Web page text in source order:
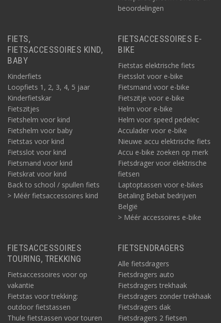
beoordelingen
FIETS,
FIETSACCESSOIRES KIND,
BABY
Kinderfiets
Loopfiets 1, 2, 3, 4, 5 jaar
Kinderfietskar
Fietszitjes
Fietshelm voor kind
Fietshelm voor baby
Fietstas voor kind
Fietsslot voor kind
Fietsmand voor kind
Fietskrat voor kind
Back to school / spullen fiets
> Méér fietsaccessoires kind
FIETSACCESSOIRES E-
BIKE
Fietstas elektrische fiets
Fietsslot voor e-bike
Fietsmand voor e-bike
Fietszitje voor e-bike
Helm voor e-bike
Helm voor speed pedelec
Acculader voor e-bike
Nieuwe accu elektrische fiets
Accu e-bike zoeken op merk
Fietsdrager voor elektrische
fietsen
Laptoptassen voor e-bikes
Betaling Bebat bedrijven
België
> Méér accessoires e-bike
FIETSACCESSOIRES
TOURING, TREKKING
Fietsaccessoires voor op
vakantie
Fietstas voor trekking:
outdoor fietstassen
Thule fietstassen voor touren
FIETSENDRAGERS
Alle fietsdragers
Fietsdragers auto
Fietsdragers trekhaak
Fietsdragers zonder trekhaak
Fietsdragers dak
Fietsdragers 2 fietsen